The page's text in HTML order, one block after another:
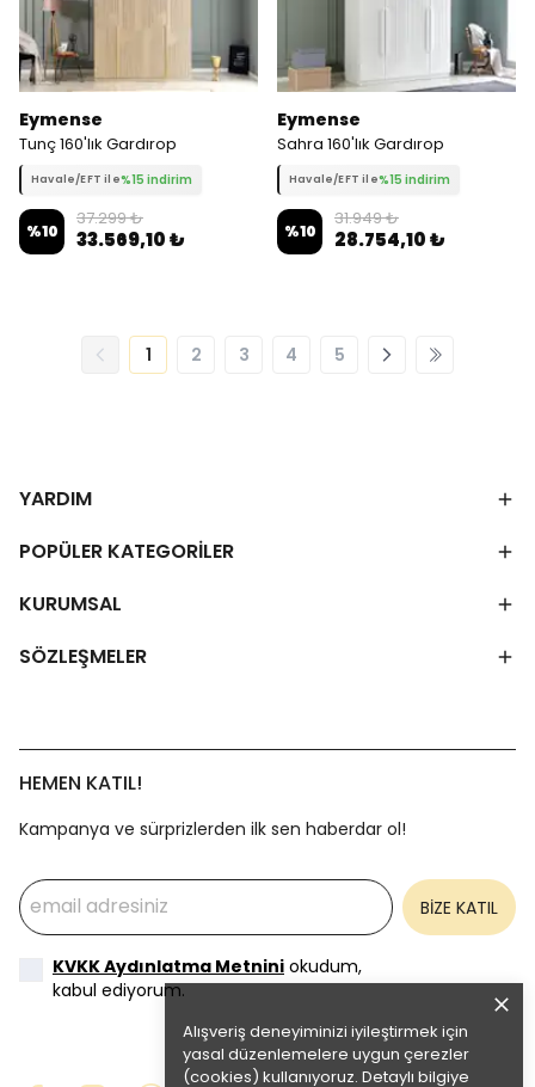
Alışveriş deneyiminizi iyileştirmek için
yasal düzenlemelere uygun çerezler
(cookies) kullanıyoruz. Detaylı bilgiye
Eymense
Tunç 160'lık Gardırop
Havale/EFT ile%15 indirim
%10
37.299 ₺
33.569,10 ₺
Eymense
Sahra 160'lık Gardırop
Havale/EFT ile%15 indirim
%10
31.949 ₺
28.754,10 ₺
1 2 3 4 5
YARDIM
POPÜLER KATEGORİLER
KURUMSAL
SÖZLEŞMELER
HEMEN KATIL!
Kampanya ve sürprizlerden ilk sen haberdar ol!
BİZE KATIL
KVKK Aydınlatma Metnini okudum,
kabul ediyorum.